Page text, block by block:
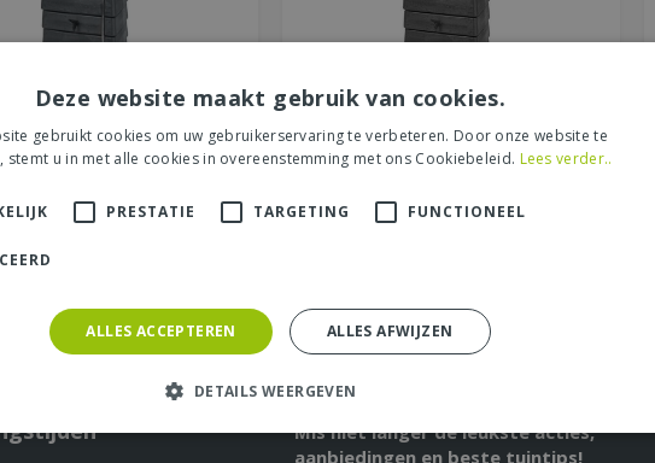
276 l antraciet
€ 225,00
MEER INFORMATIE
Regentank 179 l antraciet
€ 168,00
MEER INFORMATIE
Mis niet langer de leukste acties,
aanbiedingen en beste tuintips!
Deze website maakt gebruik van cookies.
gebruikt cookies om uw gebruikerservaring te verbeteren. Door onze website te
stemt u in met alle cookies in overeenstemming met ons Cookiebeleid. Lees verder..
PRESTATIE TARGETING FUNCTIONEEL
ALLES ACCEPTEREN ALLES AFWIJZEN
DETAILS WEERGEVEN